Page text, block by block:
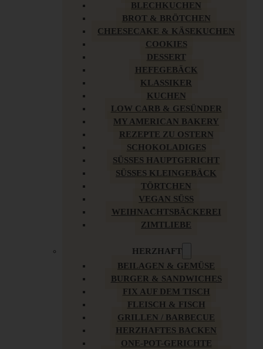
BLECHKUCHEN
BROT & BRÖTCHEN
CHEESECAKE & KÄSEKUCHEN
COOKIES
DESSERT
HEFEGEBÄCK
KLASSIKER
KUCHEN
LOW CARB & GESÜNDER
MY AMERICAN BAKERY
REZEPTE ZU OSTERN
SCHOKOLADIGES
SÜSSES HAUPTGERICHT
SÜSSES KLEINGEBÄCK
TÖRTCHEN
VEGAN SÜSS
WEIHNACHTSBÄCKEREI
ZIMTLIEBE
HERZHAFT
BEILAGEN & GEMÜSE
BURGER & SANDWICHES
FIX AUF DEM TISCH
FLEISCH & FISCH
GRILLEN / BARBECUE
HERZHAFTES BACKEN
ONE-POT-GERICHTE